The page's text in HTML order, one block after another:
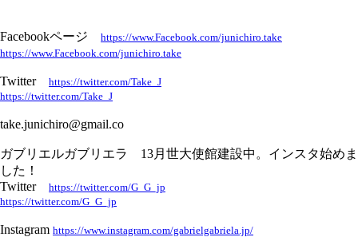
Facebookページ https://www.Facebook.com/junichiro.take
https://www.Facebook.com/junichiro.take
Twitter https://twitter.com/Take_J
https://twitter.com/Take_J
take.junichiro@gmail.co
ガブリエルガブリエラ 13月世大使館建設中。インスタ始めま
した！
Twitter https://twitter.com/G_G_jp
https://twitter.com/G_G_jp
Instagram https://www.instagram.com/gabrielgabriela.jp/